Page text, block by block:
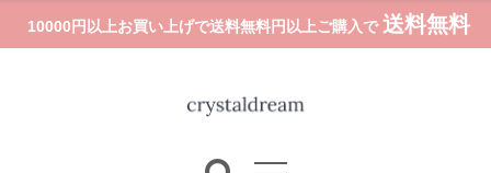
10000円以上お買い上げで送料無料円以上ご購入で 送料無料